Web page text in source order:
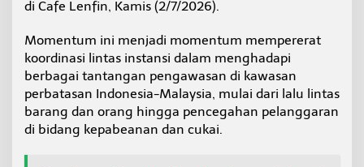
k
a
t
K
o
l
b
di Cafe Lenfin, Kamis (2/7/2026).
Momentum ini menjadi momentum mempererat
koordinasi lintas instansi dalam menghadapi
berbagai tantangan pengawasan di kawasan
perbatasan Indonesia-Malaysia, mulai dari lalu lintas
barang dan orang hingga pencegahan pelanggaran
di bidang kepabeanan dan cukai.